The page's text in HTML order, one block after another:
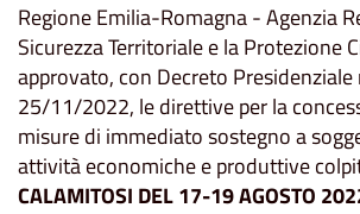
Regione Emilia-Romagna - Agenzia
Sicurezza Territoriale e la Protezione
approvato, con Decreto Presidenziale
25/11/2022, le direttive per la
misure di immediato sostegno a
attività economiche e produttive
CALAMITOSI DEL 17-19 AGOSTO